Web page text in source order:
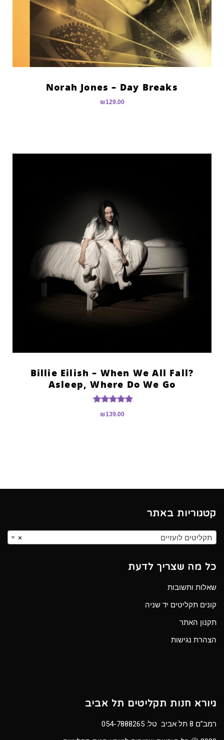
Norah Jones – Day Breaks
₪129.00
?Billie Eilish – When We All Fall
Asleep, Where Do We Go
5.00
₪139.00
קטגוריות באתר
× תקליטים לועזיים
כל מה שצריך לדעת
שאלות ותשובות
קונים תקליטים יד שניה
תקנון האתר
הצהרת נגישות
גיורא חנות תקליטים תל אביב
רמב”ם 8 תל אביב טל:
054-7888265